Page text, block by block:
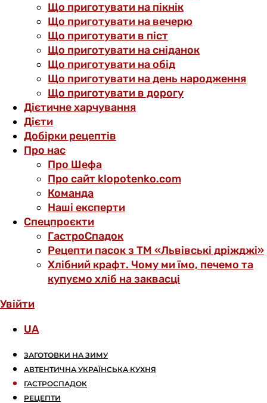
Що приготувати на пікнік
Що приготувати на вечерю
Що приготувати в піст
Що приготувати на сніданок
Що приготувати на обід
Що приготувати на день народження
Що приготувати в дорогу
Дієтичне харчування
Дієти
Добірки рецептів
Про нас
Про Шефа
Про сайт klopotenko.com
Команда
Наші експерти
Спецпроєкти
ГастроСпадок
Рецепти пасок з ТМ «Львівські дріжджі»
Хлібний крафт. Чому ми їмо, печемо та
купуємо хліб на заквасці
Увійти
UA
ЗАГОТОВКИ НА ЗИМУ
АВТЕНТИЧНА УКРАЇНСЬКА КУХНЯ
ГАСТРОСПАДОК
РЕЦЕПТИ